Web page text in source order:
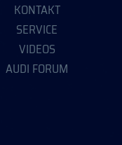
KONTAKT
SERVICE
VIDEOS
AUDI FORUM